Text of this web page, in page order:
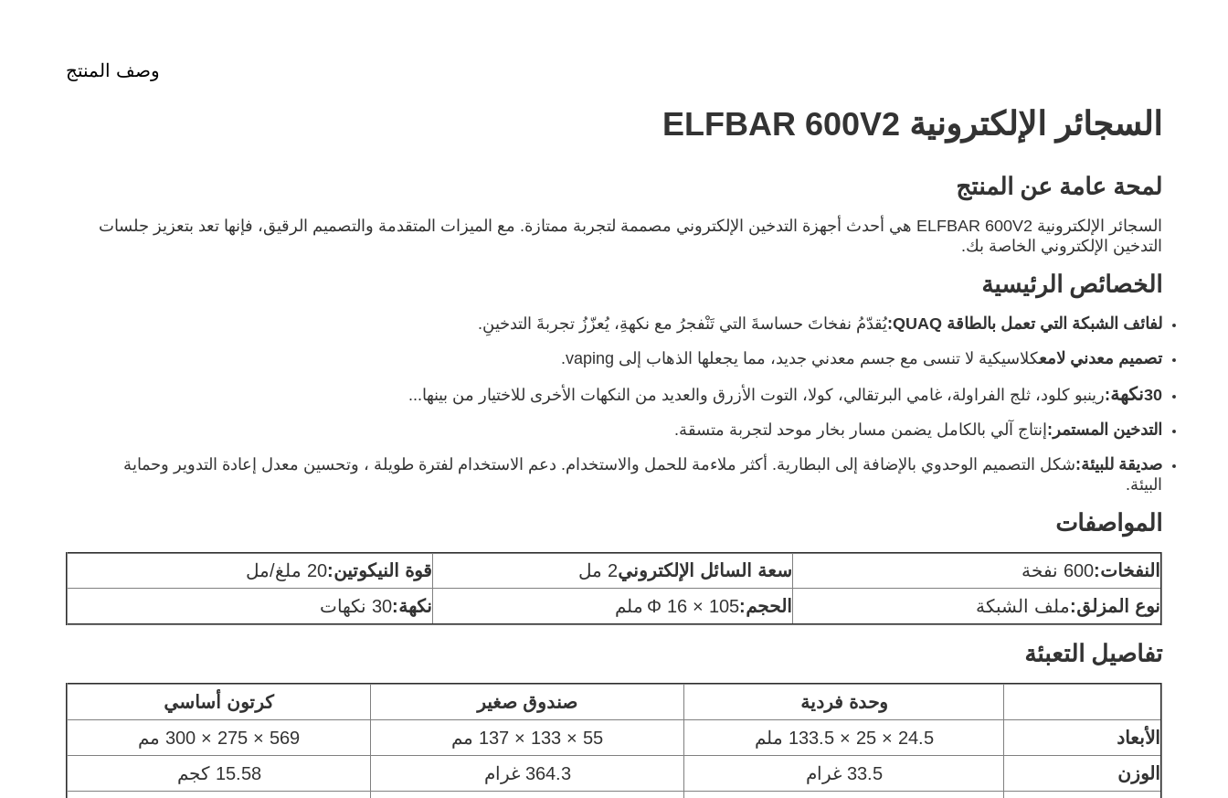
وصف المنتج
السجائر الإلكترونية ELFBAR 600V2
لمحة عامة عن المنتج
السجائر الإلكترونية ELFBAR 600V2 هي أحدث أجهزة التدخين الإلكتروني مصممة لتجربة ممتازة. مع الميزات المتقدمة والتصميم الرقيق، فإنها تعد بتعزيز جلسات
التدخين الإلكتروني الخاصة بك.
الخصائص الرئيسية
لفائف الشبكة التي تعمل بالطاقة QUAQ :يُقدّمُ نفخاتَ حساسةَ التي تَنْفجرُ مع نكهةِ، يُعزّزُ تجربةَ التدخينِ.
تصميم معدني لامعكلاسيكية لا تنسى مع جسم معدني جديد، مما يجعلها الذهاب إلى vaping.
30نكهة:رينبو كلود، ثلج الفراولة، غامي البرتقالي، كولا، التوت الأزرق والعديد من النكهات الأخرى للاختيار من بينها...
التدخين المستمر: إنتاج آلي بالكامل يضمن مسار بخار موحد لتجربة متسقة.
صديقة للبيئة:شكل التصميم الوحدوي بالإضافة إلى البطارية. أكثر ملاءمة للحمل والاستخدام. دعم الاستخدام لفترة طويلة ، وتحسين معدل إعادة التدوير وحماية
البيئة.
المواصفات
النفخات:600 نفخة سعة السائل الإلكتروني2 مل قوة النيكوتين:20 ملغ/مل
نوع المزلق:ملف الشبكة الحجم:Φ 16 × 105 ملم نكهة:30 نكهات
تفاصيل التعبئة
وحدة فردية صندوق صغير
كرتون أساسي
الأبعاد
24.5 × 25 × 133.5 ملم 55 × 133 × 137 مم
569 × 275 × 300 مم
الوزن
33.5 غرام 364.3 غرام
15.58 كجم